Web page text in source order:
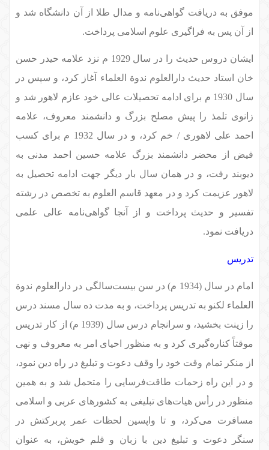
موفق به دریافت گواهی‌نامه و مدال طلا از آن دانشگاه شد و
از آن پس به فراگیری علوم اسلامی پرداخت.
ایشان دروس حدیث را در سال 1929 م نزد علامه حیدر حسن
خان استاد حدیث دارالعلوم ندوة العلماء آغاز کرد، و سپس در
سال 1930 م برای ادامه تحصیلات عالی خود عازم لاهور شد و
زانوی تلمذ را پیش مصلح بزرگ و دانشمند معروف، علامه
احمد علی لاهوری / خم کرد، و در سال 1932 م برای کسب
فیض از محضر دانشمند بزرگ علامه حسین احمد مدنی به
دیوبند رفت، و در همان سال بار دیگر جهت ادامه تحصیل به
لاهور عزیمت کرد و در معهد قاسم العلوم به تخصص در رشته
تفسیر و حدیث پرداخت و از آنجا گواهی‌نامه عالی علمی
دریافت نمود.
تدریس
امام در سال (1934 م) در سن بیست‌سالگی در دارالعلوم ندوة
العلماء لکنو به تدریس پرداخت، و به مدت ده سال مسند درس
را زینت بخشید، و سرانجام درس سال (1939 م) از کار تدریس
موقتاً کناره‌گیری کرد و به منظور احیای امر به معروف و نهی
از منکر تمام وقت خود را وقف دعوت و تبلیغ در راه دین نمود،
و در این راه زحمات طاقت‌فرسایی را متحمل شد و به همین
منظور در رأس هیات‌های تبلیغی به کشورهای عربی و اسلامی
مسافرت می‌کرد، و تا واپسین لحظات عمر پربرکتش در
سنگر دعوت و تبلیغ دین با زبان و قلم خویش، به عنوان